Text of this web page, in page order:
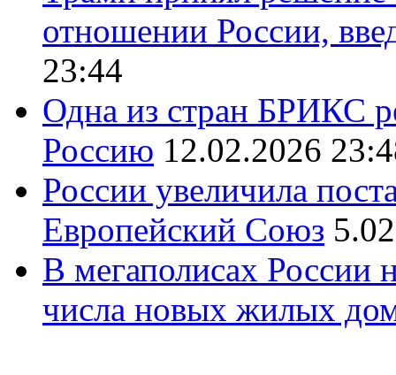
отношении России,
23:44
Одна из стран БРИКС
Россию 12.02.2026
России увеличила
Европейский Союз
В мегаполисах России
числа новых жилых